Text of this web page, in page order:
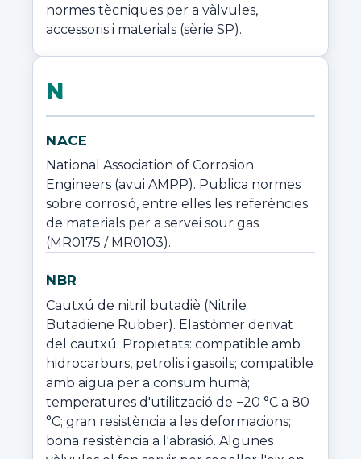
normes tècniques per a vàlvules,
accessoris i materials (sèrie SP).
N
NACE
National Association of Corrosion
Engineers (avui AMPP). Publica normes
sobre corrosió, entre elles les referències
de materials per a servei sour gas
(MR0175 / MR0103).
NBR
Cautxú de nitril butadiè (Nitrile
Butadiene Rubber). Elastòmer derivat
del cautxú. Propietats: compatible amb
hidrocarburs, petrolis i gasoils; compatible
amb aigua per a consum humà;
temperatures d'utilització de −20 °C a 80
°C; gran resistència a les deformacions;
bona resistència a l'abrasió. Algunes